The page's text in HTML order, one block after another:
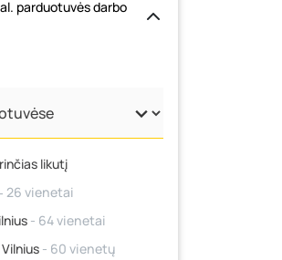
parduotuvės darbo
likutį
‐ 26 vienetai
- 64 vienetai
- 60 vienetų